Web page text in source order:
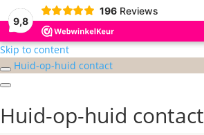
9,8
196 Reviews
Skip to content
Huid-op-huid contact
Huid-op-huid contact